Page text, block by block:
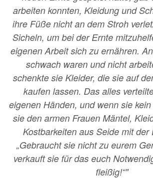
arbeiten konnten, Kleidung und
ihre Füße nicht an dem Stroh
Sicheln, um bei der Ernte
eigenen Arbeit sich zu ernähren.
schwach waren und nicht
schenkte sie Kleider, die sie auf
kaufen lassen. Das alles
eigenen Händen, und wenn sie
sie den armen Frauen Mäntel,
Kostbarkeiten aus Seide mit der
„Gebraucht sie nicht zu eurem
verkauft sie für das euch
fleißig!“"